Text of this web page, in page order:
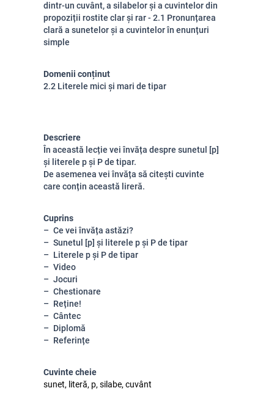
dintr-un cuvânt, a silabelor și a cuvintelor din
propoziții rostite clar și rar - 2.1 Pronunțarea
clară a sunetelor și a cuvintelor în enunțuri
simple
Domenii conținut
2.2 Literele mici și mari de tipar
Descriere
În această lecție vei învăța despre sunetul [p]
și literele p și P de tipar.
De asemenea vei învăța să citești cuvinte
care conțin această lireră.
Cuprins
Ce vei învăța astăzi?
Sunetul [p] și literele p și P de tipar
Literele p și P de tipar
Video
Jocuri
Chestionare
Reține!
Cântec
Diplomă
Referințe
Cuvinte cheie
sunet, literă, p, silabe, cuvânt